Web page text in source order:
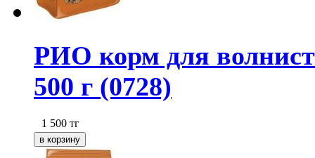
РИО корм для
500 г (0728)
1 500 тг